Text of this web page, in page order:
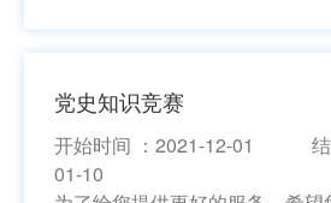
党史知识竞赛
开始时间 ：2021-12-01 结
01-10